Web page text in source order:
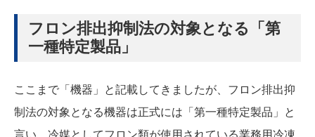
フロン排出抑制法の対象となる「第
一種特定製品」
ここまで「機器」と記載してきましたが、フロン排出抑
制法の対象となる機器は正式には「第一種特定製品」と